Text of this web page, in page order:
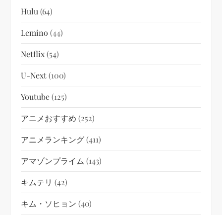
Hulu (64)
Lemino (44)
Netflix(54)
U-Next(100)
Youtube(125)
アニメおすすめ (252)
アニメランキング(411)
アマゾンプライム (143)
キムテリ (42)
キム・ソヒョン (40)